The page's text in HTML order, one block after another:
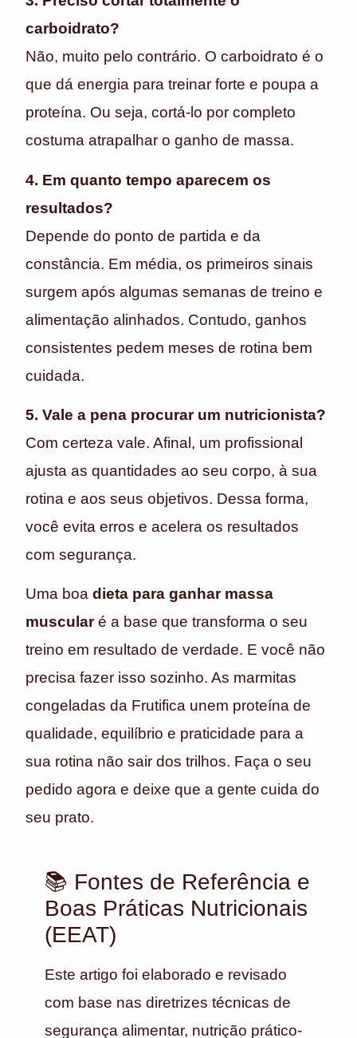
carboidrato?
Não, muito pelo contrário. O carboidrato é o
que dá energia para treinar forte e poupa a
proteína. Ou seja, cortá-lo por completo
costuma atrapalhar o ganho de massa.
4. Em quanto tempo aparecem os
resultados?
Depende do ponto de partida e da
constância. Em média, os primeiros sinais
surgem após algumas semanas de treino e
alimentação alinhados. Contudo, ganhos
consistentes pedem meses de rotina bem
cuidada.
5. Vale a pena procurar um nutricionista?
Com certeza vale. Afinal, um profissional
ajusta as quantidades ao seu corpo, à sua
rotina e aos seus objetivos. Dessa forma,
você evita erros e acelera os resultados
com segurança.
Uma boa dieta para ganhar massa
muscularé a base que transforma o seu
treino em resultado de verdade. E você não
precisa fazer isso sozinho. As marmitas
congeladas da Frutifica unem proteína de
qualidade, equilíbrio e praticidade para a
sua rotina não sair dos trilhos. Faça o seu
pedido agora e deixe que a gente cuida do
seu prato.
📚 Fontes de Referência e
Boas Práticas Nutricionais
(EEAT)
Este artigo foi elaborado e revisado
com base nas diretrizes técnicas de
segurança alimentar, nutrição prático-